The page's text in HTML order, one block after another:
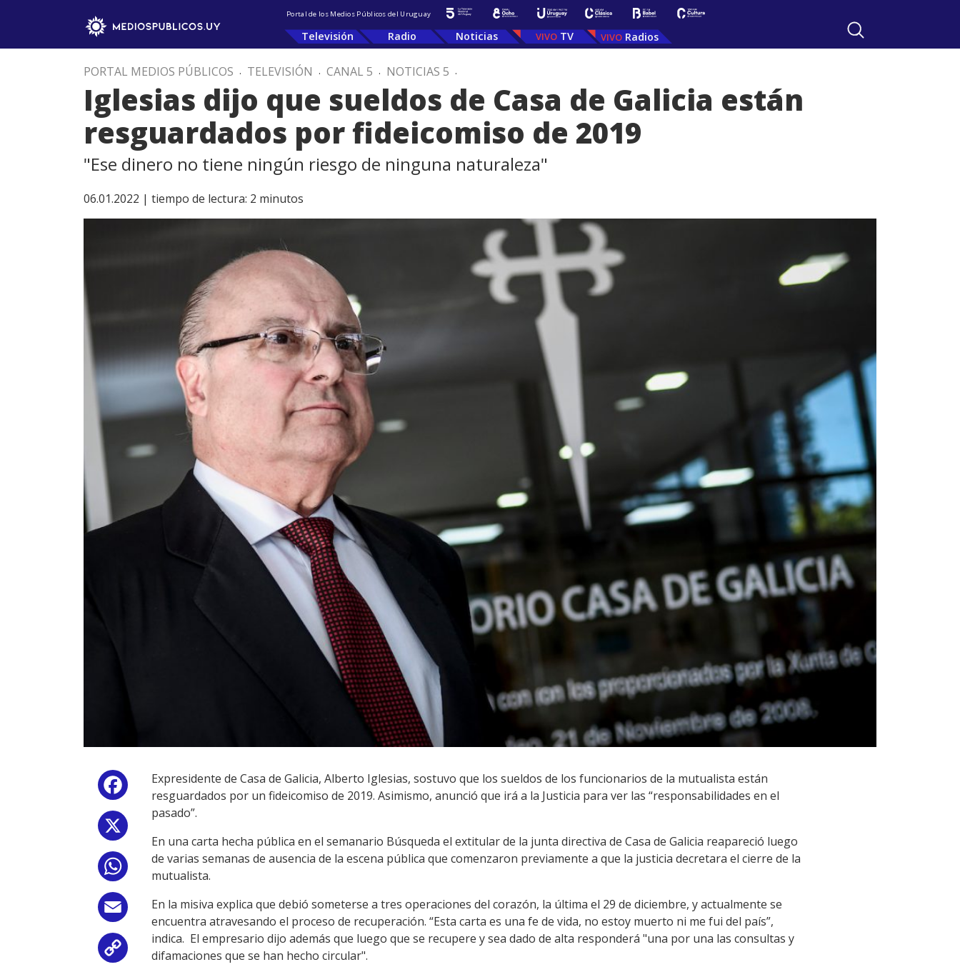
Portal de los Medios Públicos del Uruguay
Televisión Radio Noticias TV Radios
PORTAL MEDIOS PÚBLICOS . TELEVISIÓN . CANAL 5 . NOTICIAS 5 .
Iglesias dijo que sueldos de Casa de Galicia están
resguardados por fideicomiso de 2019
"Ese dinero no tiene ningún riesgo de ninguna naturaleza"
06.01.2022 | tiempo de lectura: 2 minutos
Facebook
WhatsApp
Email
Copy
Expresidente de Casa de Galicia, Alberto Iglesias, sostuvo que los sueldos de los funcionarios de la mutualista están
resguardados por un fideicomiso de 2019. Asimismo, anunció que irá a la Justicia para ver las “responsabilidades en el
pasado”.
En una carta hecha pública en el semanario Búsqueda el extitular de la junta directiva de Casa de Galicia reapareció luego
de varias semanas de ausencia de la escena pública que comenzaron previamente a que la justicia decretara el cierre de la
mutualista.
En la misiva explica que debió someterse a tres operaciones del corazón, la última el 29 de diciembre, y actualmente se
encuentra atravesando el proceso de recuperación. “Esta carta es una fe de vida, no estoy muerto ni me fui del país”,
indica. El empresario dijo además que luego que se recupere y sea dado de alta responderá "una por una las consultas y
difamaciones que se han hecho circular".